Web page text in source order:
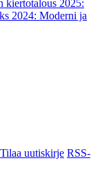
kiertotalous 2025:
2024: Moderni ja
Tilaa uutiskirje RSS-